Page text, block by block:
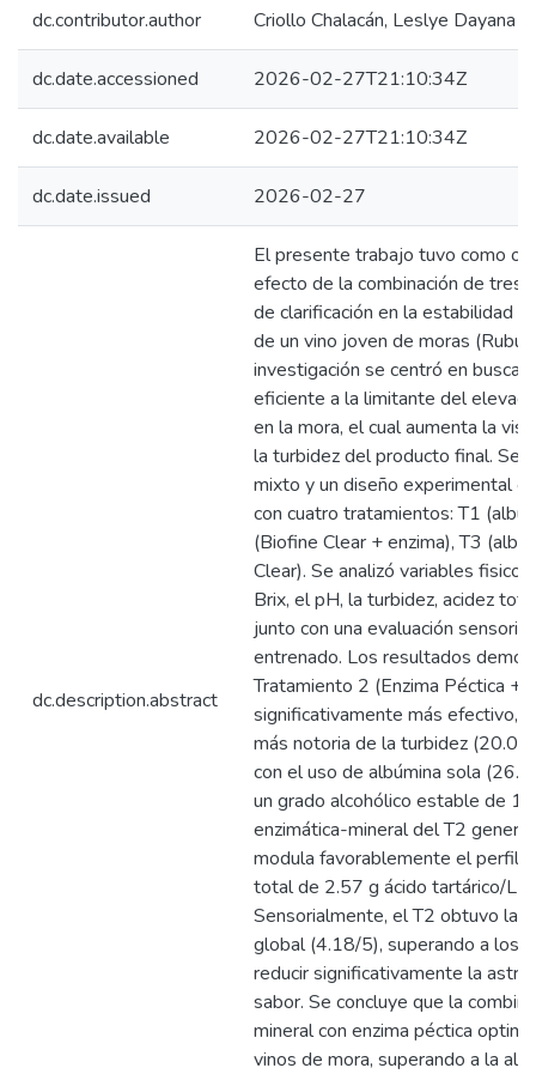
dc.contributor.author Criollo Chalacán, Leslye Dayana
dc.date.accessioned 2026-02-27T21:10:34Z
dc.date.available 2026-02-27T21:10:34Z
dc.date.issued 2026-02-27
dc.description.abstract
El presente trabajo tuvo como
efecto de la combinación de tres
de clarificación en la estabilidad
de un vino joven de moras
investigación se centró en buscar
eficiente a la limitante del
en la mora, el cual aumenta la
la turbidez del producto final. Se
mixto y un diseño experimental
con cuatro tratamientos: T1
(Biofine Clear + enzima), T3
Clear). Se analizó variables
Brix, el pH, la turbidez, acidez
junto con una evaluación
entrenado. Los resultados
Tratamiento 2 (Enzima Péctica +
significativamente más efectivo,
más notoria de la turbidez (20.00
con el uso de albúmina sola
un grado alcohólico estable de
enzimática-mineral del T2
modula favorablemente el perfil
total de 2.57 g ácido tartárico/L
Sensorialmente, el T2 obtuvo la
global (4.18/5), superando a los
reducir significativamente la
sabor. Se concluye que la
mineral con enzima péctica
vinos de mora, superando a la